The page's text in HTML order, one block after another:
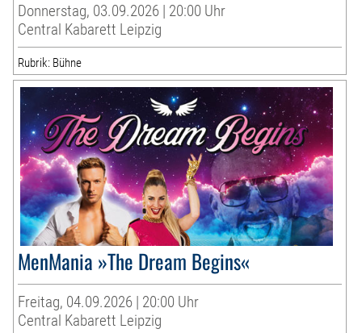
Donnerstag, 03.09.2026 | 20:00 Uhr
Central Kabarett Leipzig
Rubrik: Bühne
MenMania »The Dream Begins«
Freitag, 04.09.2026 | 20:00 Uhr
Central Kabarett Leipzig